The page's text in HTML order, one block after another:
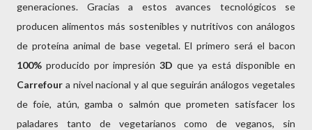
generaciones. Gracias a estos avances tecnológicos se
producen alimentos más sostenibles y nutritivos con análogos
de proteína animal de base vegetal. El primero será el bacon
100% producido por impresión 3D que ya está disponible en
Carrefour a nivel nacional y al que seguirán análogos vegetales
de foie, atún, gamba o salmón que prometen satisfacer los
paladares tanto de vegetarianos como de veganos, sin